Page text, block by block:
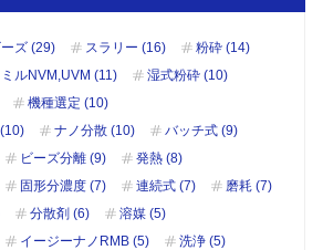
ーズ (29) スラリー (16)
粉砕 (14)
ルNVM,UVM (11)
湿式粉砕 (10)
機種選定 (10)
ナノ分散 (10)
バッチ式 (9)
ビーズ分離 (9)
発熱 (8)
固形分濃度 (7) 連続式 (7)
磨耗 (7)
分散剤 (6)
溶媒 (5)
イージーナノRMB (5)
洗浄 (5)